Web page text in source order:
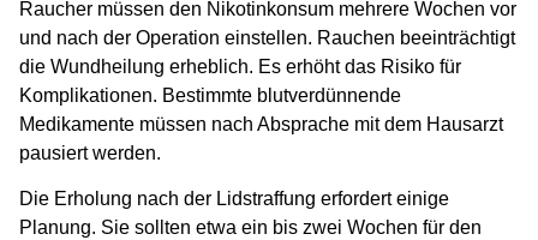
Raucher müssen den Nikotinkonsum mehrere Wochen vor
und nach der Operation einstellen. Rauchen beeinträchtigt
die Wundheilung erheblich. Es erhöht das Risiko für
Komplikationen. Bestimmte blutverdünnende
Medikamente müssen nach Absprache mit dem Hausarzt
pausiert werden.
Die Erholung nach der Lidstraffung erfordert einige
Planung. Sie sollten etwa ein bis zwei Wochen für den